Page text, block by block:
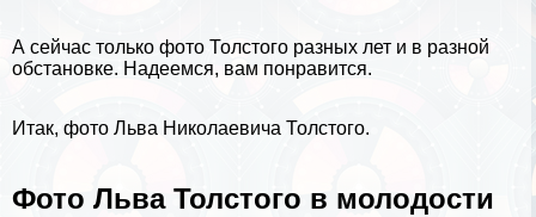
А сейчас только фото Толстого разных лет и в разной
обстановке. Надеемся, вам понравится.
Итак, фото Льва Николаевича Толстого.
Фото Льва Толстого в молодости